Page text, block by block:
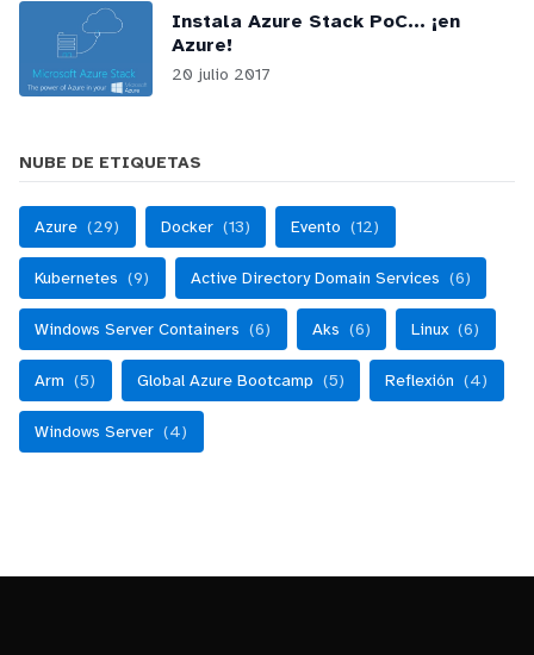
Instala Azure Stack PoC... ¡en
Azure!
20 julio 2017
NUBE DE ETIQUETAS
Azure (29) Docker (13) Evento (12)
Kubernetes (9) Active Directory Domain Services (6)
Windows Server Containers (6) Aks (6) Linux (6)
Arm (5) Global Azure Bootcamp (5) Reflexión (4)
Windows Server (4)